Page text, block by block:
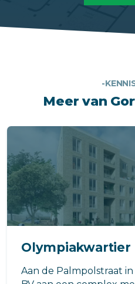
-
Meer van
Olympiakwartier
Aan de Palmpolstraat